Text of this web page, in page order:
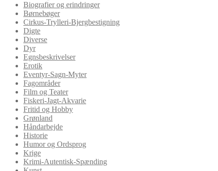
Biografier og erindringer
Børnebøger
Cirkus-Trylleri-Bjergbestigning
Digte
Diverse
Dyr
Egnsbeskrivelser
Erotik
Eventyr-Sagn-Myter
Fagområder
Film og Teater
Fiskeri-Jagt-Akvarie
Fritid og Hobby
Grønland
Håndarbejde
Historie
Humor og Ordsprog
Krige
Krimi-Autentisk-Spænding